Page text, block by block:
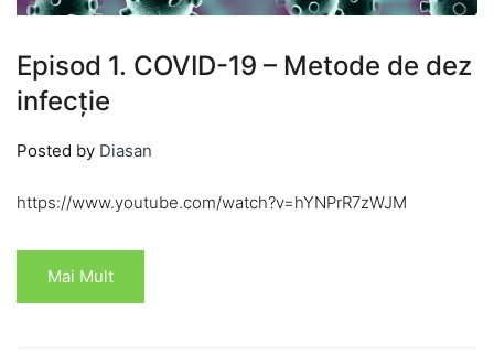
Episod 1. COVID-19 – Metode de dez
infecție
Posted by Diasan
https://www.youtube.com/watch?v=hYNPrR7zWJM
Mai Mult